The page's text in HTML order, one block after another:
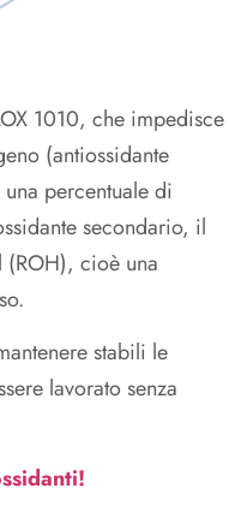
1010, che impedisce
(antiossidante
percentuale di
secondario, il
cioè una
stabili le
lavorato senza